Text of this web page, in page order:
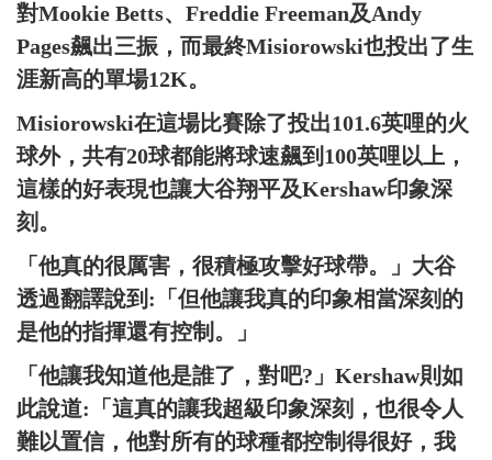
對Mookie Betts、Freddie Freeman及Andy
Pages飆出三振，而最終Misiorowski也投出了生
涯新高的單場12K。
Misiorowski在這場比賽除了投出101.6英哩的火
球外，共有20球都能將球速飆到100英哩以上，
這樣的好表現也讓大谷翔平及Kershaw印象深
刻。
「他真的很厲害，很積極攻擊好球帶。」大谷
透過翻譯說到:「但他讓我真的印象相當深刻的
是他的指揮還有控制。」
「他讓我知道他是誰了，對吧?」Kershaw則如
此說道:「這真的讓我超級印象深刻，也很令人
難以置信，他對所有的球種都控制得很好，我